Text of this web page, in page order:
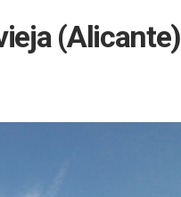
(Alicante)